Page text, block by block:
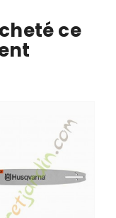
ce